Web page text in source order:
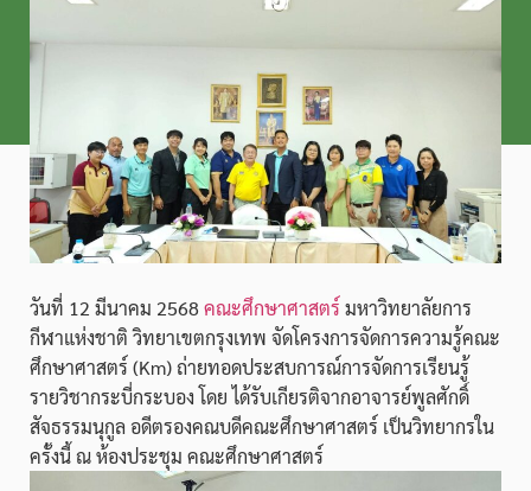
วันที่ 12 มีนาคม 2568คณะศึกษาศาสตร์ มหาวิทยาลัย​การ
กีฬา​แห่งชาติ​ วิทยาเขตกรุงเทพ จัดโครงการจัดการความรู้คณะ
ศึกษาศาสตร์ (Km) ถ่ายทอดประสบการณ์การจัดการเรียนรู้
รายวิชากระบี่กระบอง​ โดย ได้รับเกียรติจากอาจารย์พูลศักดิ์​
สัจธรรมนุกูล อดีตรองคณบดีคณะศึกษาศาสตร์ เป็นวิทยากรใน
ครั้งนี้ ณ ห้องประชุม คณะศึกษาศาสตร์